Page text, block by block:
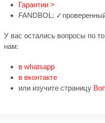
Гарантии >
FANDBOL:
У вас остались вопросы по
нам:
в whatsapp
в вконтакте
или изучите страницу